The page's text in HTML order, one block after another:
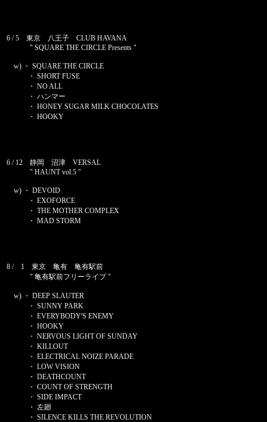
6 / 5 東京 八王子 CLUB HAVANA
" SQUARE THE CIRCLE Presents "
w) ・ SQUARE THE CIRCLE
・ SHORT FUSE
・ NO ALL
・ ハンマー
・ HONEY SUGAR MILK CHOCOLATES
・ HOOKY
6 / 12 静岡 沼津 VERSAL
" HAUNT vol.5 "
w) ・ DEVOID
・ EXOFORCE
・ THE MOTHER COMPLEX
・ MAD STORM
8 / 1 東京 亀有 亀有駅前
" 亀有駅前フリーライブ "
w) ・ DEEP SLAUTER
・ SUNNY PARK
・ EVERYBODY'S ENEMY
・ HOOKY
・ NERVOUS LIGHT OF SUNDAY
・ KILLOUT
・ ELECTRICAL NOIZE PARADE
・ LOW VISION
・ DEATHCOUNT
・ COUNT OF STRENGTH
・ SIDE IMPACT
・ 左廻
・ SILENCE KILLS THE REVOLUTION